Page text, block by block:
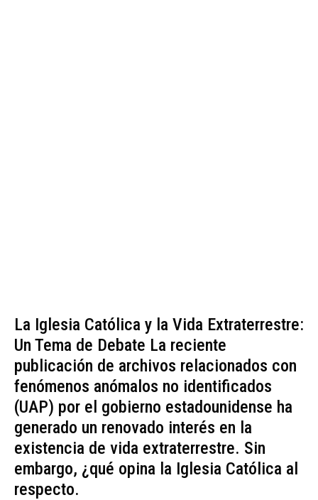
La Iglesia Católica y la Vida Extraterrestre:
Un Tema de Debate La reciente
publicación de archivos relacionados con
fenómenos anómalos no identificados
(UAP) por el gobierno estadounidense ha
generado un renovado interés en la
existencia de vida extraterrestre. Sin
embargo, ¿qué opina la Iglesia Católica al
respecto.